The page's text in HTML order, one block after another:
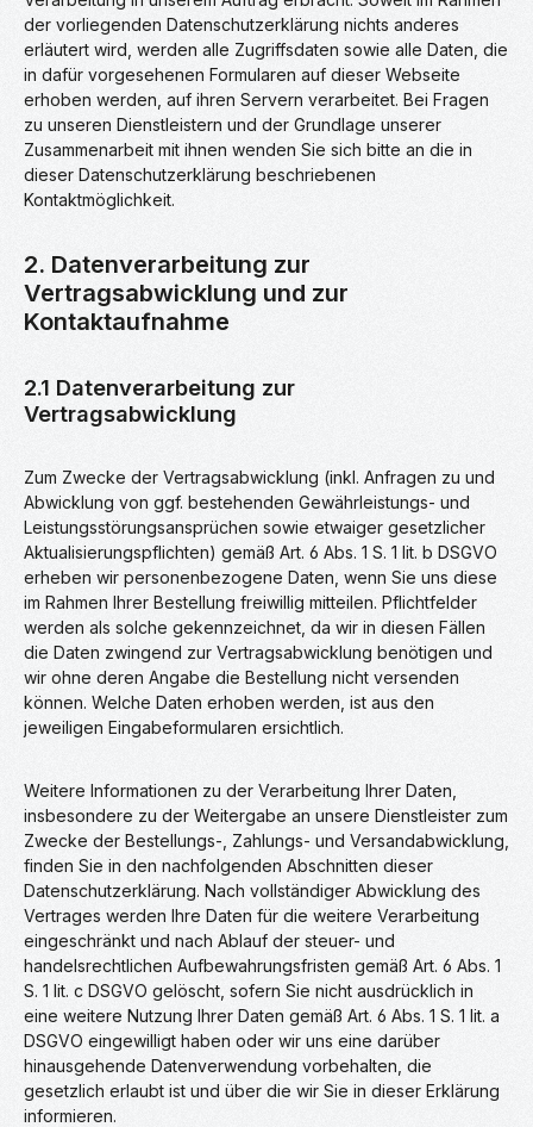
der vorliegenden Datenschutzerklärung nichts anderes
erläutert wird, werden alle Zugriffsdaten sowie alle Daten, die
in dafür vorgesehenen Formularen auf dieser Webseite
erhoben werden, auf ihren Servern verarbeitet. Bei Fragen
zu unseren Dienstleistern und der Grundlage unserer
Zusammenarbeit mit ihnen wenden Sie sich bitte an die in
dieser Datenschutzerklärung beschriebenen
Kontaktmöglichkeit.
2. Datenverarbeitung zur
Vertragsabwicklung und zur
Kontaktaufnahme
2.1 Datenverarbeitung zur
Vertragsabwicklung
Zum Zwecke der Vertragsabwicklung (inkl. Anfragen zu und
Abwicklung von ggf. bestehenden Gewährleistungs- und
Leistungsstörungsansprüchen sowie etwaiger gesetzlicher
Aktualisierungspflichten) gemäß Art. 6 Abs. 1 S. 1 lit. b DSGVO
erheben wir personenbezogene Daten, wenn Sie uns diese
im Rahmen Ihrer Bestellung freiwillig mitteilen. Pflichtfelder
werden als solche gekennzeichnet, da wir in diesen Fällen
die Daten zwingend zur Vertragsabwicklung benötigen und
wir ohne deren Angabe die Bestellung nicht versenden
können. Welche Daten erhoben werden, ist aus den
jeweiligen Eingabeformularen ersichtlich.
Weitere Informationen zu der Verarbeitung Ihrer Daten,
insbesondere zu der Weitergabe an unsere Dienstleister zum
Zwecke der Bestellungs-, Zahlungs- und Versandabwicklung,
finden Sie in den nachfolgenden Abschnitten dieser
Datenschutzerklärung. Nach vollständiger Abwicklung des
Vertrages werden Ihre Daten für die weitere Verarbeitung
eingeschränkt und nach Ablauf der steuer- und
handelsrechtlichen Aufbewahrungsfristen gemäß Art. 6 Abs. 1
S. 1 lit. c DSGVO gelöscht, sofern Sie nicht ausdrücklich in
eine weitere Nutzung Ihrer Daten gemäß Art. 6 Abs. 1 S. 1 lit. a
DSGVO eingewilligt haben oder wir uns eine darüber
hinausgehende Datenverwendung vorbehalten, die
gesetzlich erlaubt ist und über die wir Sie in dieser Erklärung
informieren.